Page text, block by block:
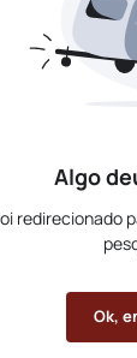
Algo
redirecionado
Ok,